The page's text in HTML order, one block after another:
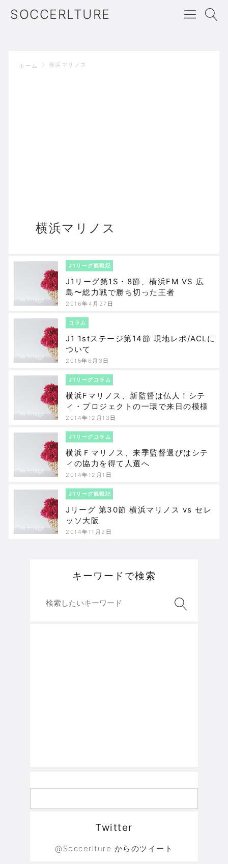
SOCCERLTURE
ホーム 横浜マリノス
横浜マリノス
J1リーグ観戦記
J1リーグ第1S・8節、横浜FM VS 広
島〜総力戦で勝ち切った王者
2016年4月27日
コラム
J1 1stステージ第14節 現地レポ/ACLに
ついて
2015年6月3日
J1リーグコラム
横浜Fマリノス、新監督は仏人！シテ
ィ・プロジェクトの一環で来日の模様
2014年12月13日
J1リーグコラム
横浜Ｆマリノス、来季監督選びはシテ
ィの協力を得て人選へ
2014年12月1日
J1リーグ観戦記
Jリーグ 第30節 横浜マリノス vs セレ
ッソ大阪
2014年11月2日
キーワードで検索
Twitter
@Soccerlture からのツイート